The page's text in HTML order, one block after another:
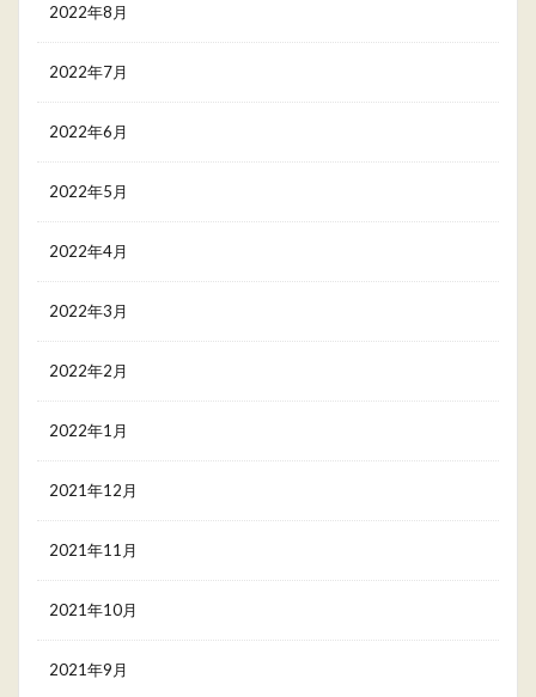
2022年8月
2022年7月
2022年6月
2022年5月
2022年4月
2022年3月
2022年2月
2022年1月
2021年12月
2021年11月
2021年10月
2021年9月